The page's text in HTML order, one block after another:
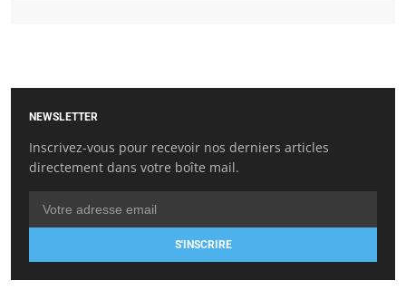
NEWSLETTER
Inscrivez-vous pour recevoir nos derniers articles
directement dans votre boîte mail.
S'INSCRIRE